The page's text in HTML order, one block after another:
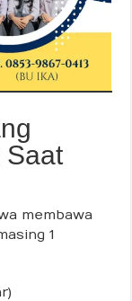
Saat
membawa
1